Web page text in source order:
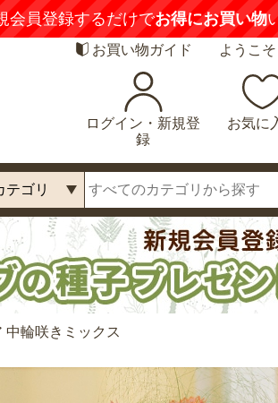
会員登録するだけでお得にお買い物
お買い物ガイド ようこそ
ログイン・新規登
録
お気に
中輪咲きミックス